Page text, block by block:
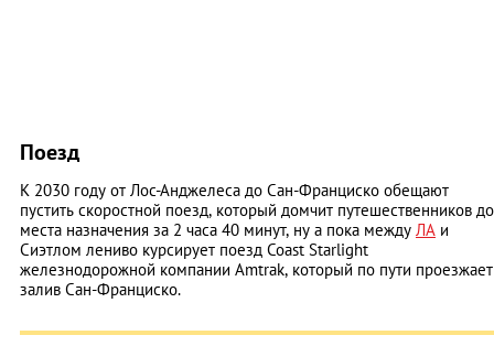
Поезд
К 2030 году от Лос-Анджелеса до Сан-Франциско обещают
пустить скоростной поезд, который домчит путешественников до
места назначения за 2 часа 40 минут, ну а пока между ЛА и
Сиэтлом лениво курсирует поезд Coast Starlight
железнодорожной компании Amtrak, который по пути проезжает
залив Сан-Франциско.